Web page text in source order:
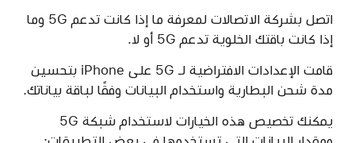
اتصل بشركة الاتصالات لمعرفة ما إذا كانت تدعم 5G وما
إذا كانت باقتك الخلوية تدعم 5G أو لا.
قامت الإعدادات الافتراضية لـ 5G على iPhone بتحسين
مدة شحن البطارية واستخدام البيانات وفقًا لباقة بياناتك.
يمكنك تخصيص هذه الخيارات لاستخدام شبكة 5G